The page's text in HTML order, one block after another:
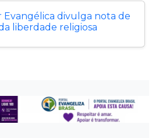
divulga nota de
liberdade religiosa